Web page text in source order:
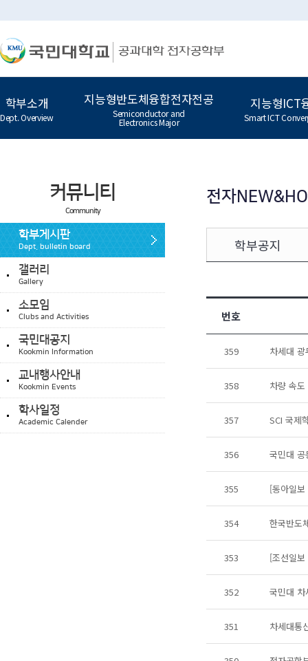
학부소개
Dept. Overview
지능형반도체융합전자전공
Semiconductor and
Electronics Major
지능형ICT
Smart ICT
커뮤니티
Community
학부게시판
Dept. bulletin board
갤러리
Gallery
소모임
Clubs and Activities
국민대공지
Kookmin Information
교내행사안내
Kookmin Events
학사일정
Academic Calender
전자
학부공지
번호
359 차세대
358 차량 속
357 SCI 국제
356 국민대
355 [동아일
354 한국반도
353 [조선일
352 국민대
351 차세대통